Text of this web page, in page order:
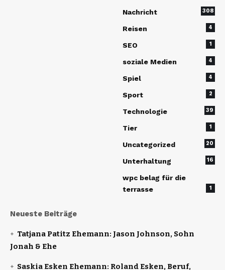
Nachricht 308
Reisen 4
SEO 1
soziale Medien 4
Spiel 4
Sport 2
Technologie 39
Tier 1
Uncategorized 20
Unterhaltung 16
wpc belag für die
terrasse
1
Neueste Beiträge
Tatjana Patitz Ehemann: Jason Johnson, Sohn
Jonah & Ehe
Saskia Esken Ehemann: Roland Esken, Beruf,